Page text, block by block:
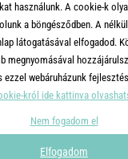
MEG
TERMÉKEI
használunk. A cookie-k
a böngésződben. A
látogatásával elfogadod.
megnyomásával
ezzel webáruházunk
król ide kattinva
Nem fogadom el
Elfogadom